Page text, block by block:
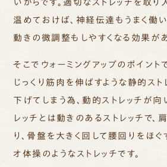
いからです。適切なストレッチを取
温めておけば、神経伝達もうまく働い
動きの微調整もしやすくなる効果があ
そこでウォーミングアップのポイント
じっくり筋肉を伸ばすような静的スト
下げてしまう為、動的ストレッチが向
レッチとは動きのあるストレッチで、
り 、骨盤を大きく回して腰回りをほぐ
オ体操のようなストレッチです。